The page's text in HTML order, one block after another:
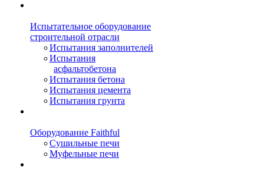
Испытательное оборудование
строительной отрасли
Испытания заполнителей
Испытания
асфальтобетона
Испытания бетона
Испытания цемента
Испытания грунта
Оборудование Faithful
Сушильные печи
Муфельные печи